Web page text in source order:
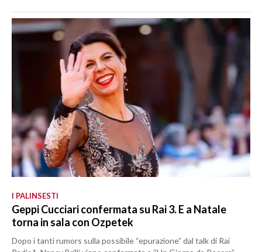
I PALINSESTI
Geppi Cucciari confermata su Rai 3. E a Natale
torna in sala con Ozpetek
Dopo i tanti rumors sulla possibile “epurazione” dal talk di Rai